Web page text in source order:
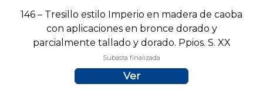
146 – Tresillo estilo Imperio en madera de caoba
con aplicaciones en bronce dorado y
parcialmente tallado y dorado. Ppios. S. XX
Subasta finalizada
Ver